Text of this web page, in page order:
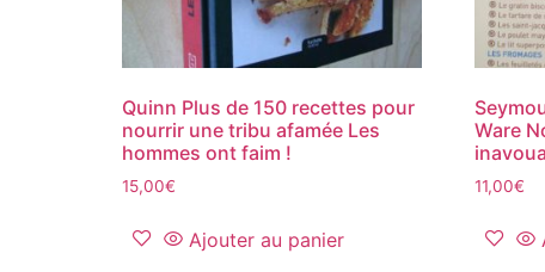
Quinn Plus de 150 recettes pour
nourrir une tribu afamée Les
hommes ont faim !
15,00€
Ajouter au panier
Ware
11,00€